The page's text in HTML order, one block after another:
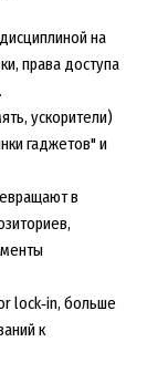
на
права доступа
ускорители)
гаджетов" и
в
lock‑in, больше
к